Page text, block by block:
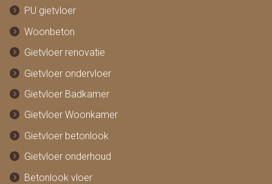
PU gietvloer
Woonbeton
Gietvloer renovatie
Gietvloer ondervloer
Gietvloer Badkamer
Gietvloer Woonkamer
Gietvloer betonlook
Gietvloer onderhoud
Betonlook vloer